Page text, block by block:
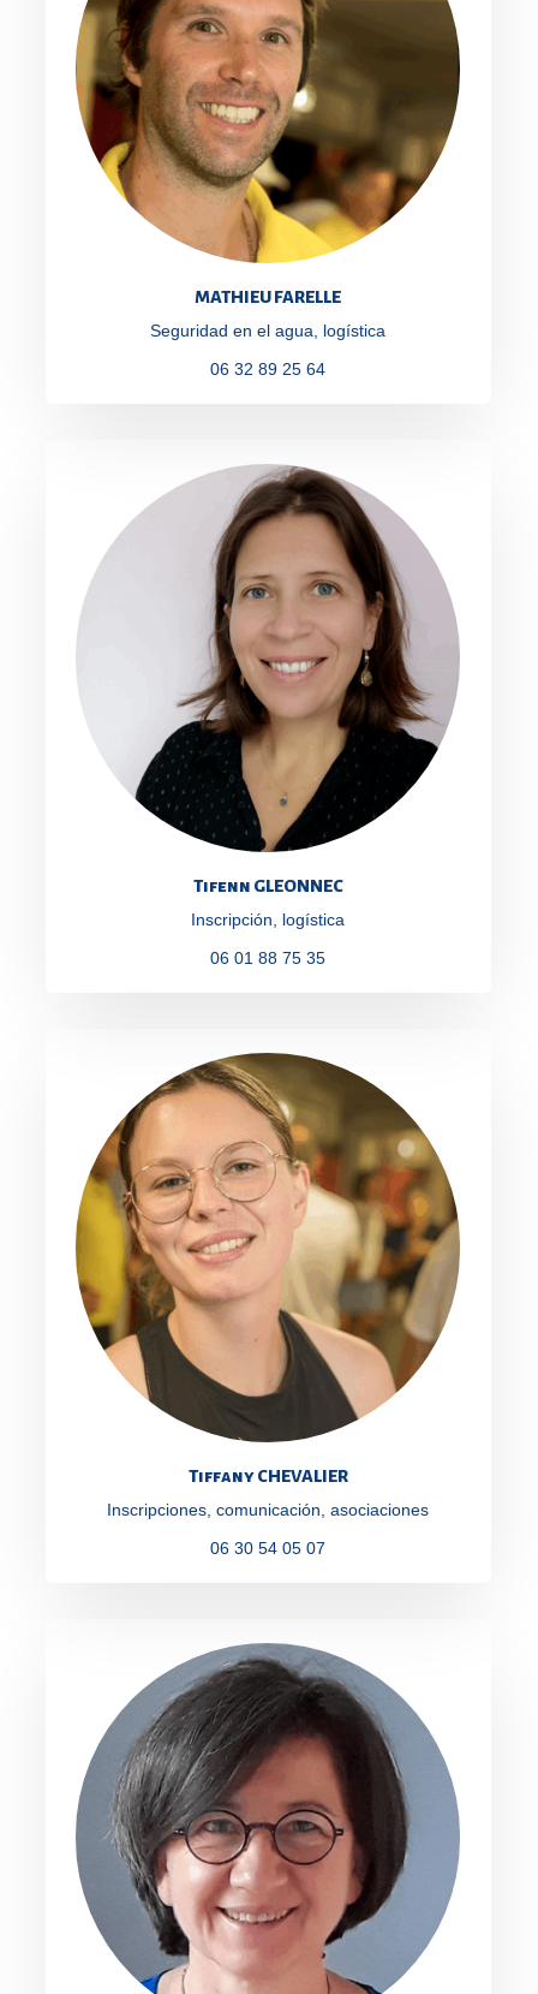
MATHIEU FARELLE
Seguridad en el agua, logística
06 32 89 25 64
Tifenn GLEONNEC
Inscripción, logística
06 01 88 75 35
Tiffany CHEVALIER
Inscripciones, comunicación, asociaciones
06 30 54 05 07